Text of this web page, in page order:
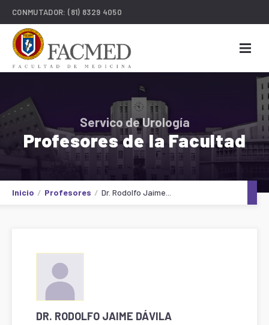
CONMUTADOR:(81) 8329 4050
Servico de Urología
Profesores de la Facultad
Inicio Profesores Dr. Rodolfo Jaime...
DR. RODOLFO JAIME DÁVILA